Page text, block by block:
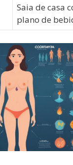
Saia de casa
plano de